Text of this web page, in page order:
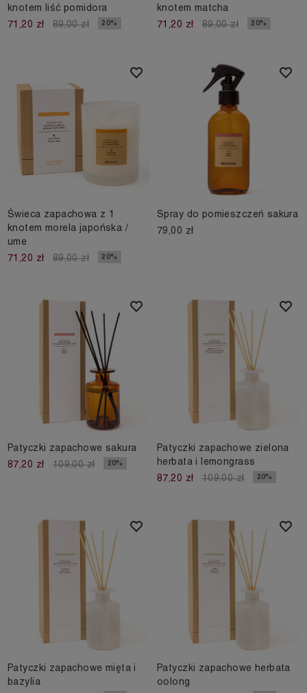
knotem liść pomidora
71,20 zł
89,00 zł 20%
knotem matcha
71,20 zł
89,00 zł 20%
Świeca zapachowa z 1
knotem morela japońska /
ume
71,20 zł
89,00 zł 20%
Spray do pomieszczeń sakura
79,00 zł
Patyczki zapachowe sakura
87,20 zł
109,00 zł 20%
Patyczki zapachowe zielona
herbata i lemongrass
87,20 zł
109,00 zł 20%
Patyczki zapachowe mięta i
bazylia
Patyczki zapachowe herbata
oolong